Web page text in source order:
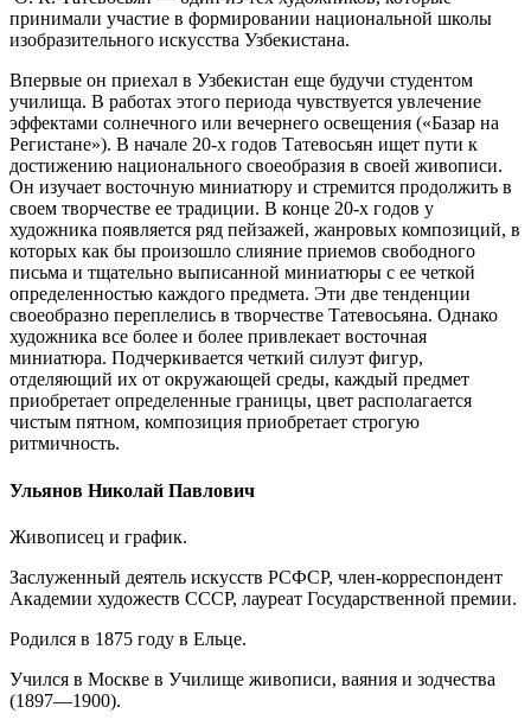
принимали участие в формировании национальной школы
изобразительного искусства Узбекистана.
Впервые он приехал в Узбекистан еще будучи студентом
училища. В работах этого периода чувствуется увлечение
эффектами солнечного или вечернего освещения («Базар на
Регистане»). В начале 20-х годов Татевосьян ищет пути к
достижению национального своеобразия в своей живописи.
Он изучает восточную миниатюру и стремится продолжить в
своем творчестве ее традиции. В конце 20-х годов у
художника появляется ряд пейзажей, жанровых композиций, в
которых как бы произошло слияние приемов свободного
письма и тщательно выписанной миниатюры с ее четкой
определенностью каждого предмета. Эти две тенденции
своеобразно переплелись в творчестве Татевосьяна. Однако
художника все более и более привлекает восточная
миниатюра. Подчеркивается четкий силуэт фигур,
отделяющий их от окружающей среды, каждый предмет
приобретает определенные границы, цвет располагается
чистым пятном, композиция приобретает строгую
ритмичность.
Ульянов Николай Павлович
Живописец и график.
Заслуженный деятель искусств РСФСР, член-корреспондент
Академии художеств СССР, лауреат Государственной премии.
Родился в 1875 году в Ельце.
Учился в Москве в Училище живописи, ваяния и зодчества
(1897—1900).